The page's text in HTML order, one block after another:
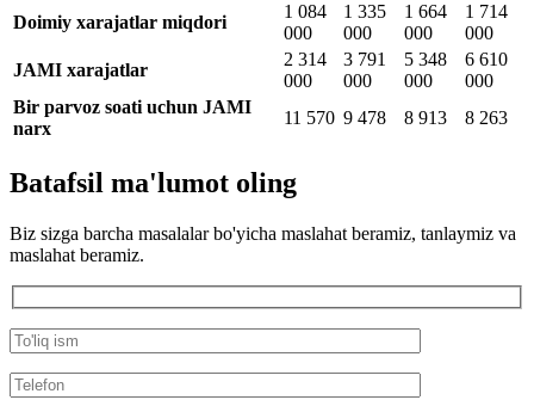
Doimiy xarajatlar miqdori
1 084
000
1 335
000
1 664
000
1 714
000
JAMI xarajatlar
2 314
000
3 791
000
5 348
000
6 610
000
Bir parvoz soati uchun JAMI
narx
11 570 9 478 8 913 8 263
Batafsil ma'lumot oling
Biz sizga barcha masalalar bo'yicha maslahat beramiz, tanlaymiz va
maslahat beramiz.